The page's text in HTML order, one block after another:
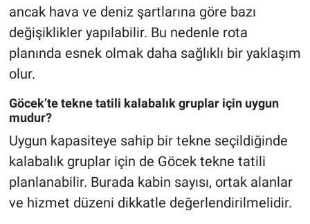
ancak hava ve deniz şartlarına göre bazı
değişiklikler yapılabilir. Bu nedenle rota
planında esnek olmak daha sağlıklı bir yaklaşım
olur.
Göcek’te tekne tatili kalabalık gruplar için uygun
mudur?
Uygun kapasiteye sahip bir tekne seçildiğinde
kalabalık gruplar için de Göcek tekne tatili
planlanabilir. Burada kabin sayısı, ortak alanlar
ve hizmet düzeni dikkatle değerlendirilmelidir.